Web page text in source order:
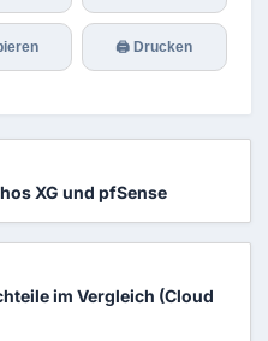
🖨 Drucken
XG und pfSense
im Vergleich (Cloud